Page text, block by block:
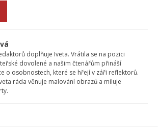
doplňuje Iveta. Vrátila se na pozici
dovolené a našim čtenářům přináší
o osobnostech, které se hřejí v záři reflektorů.
ráda věnuje malování obrazů a miluje